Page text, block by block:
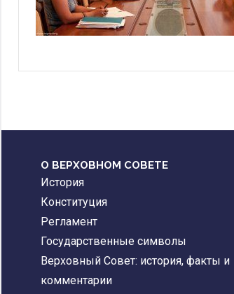
О ВЕРХОВНОМ СОВЕТЕ
История
Конституция
Регламент
Государственные символы
Верховный Совет: история, факты и
комментарии